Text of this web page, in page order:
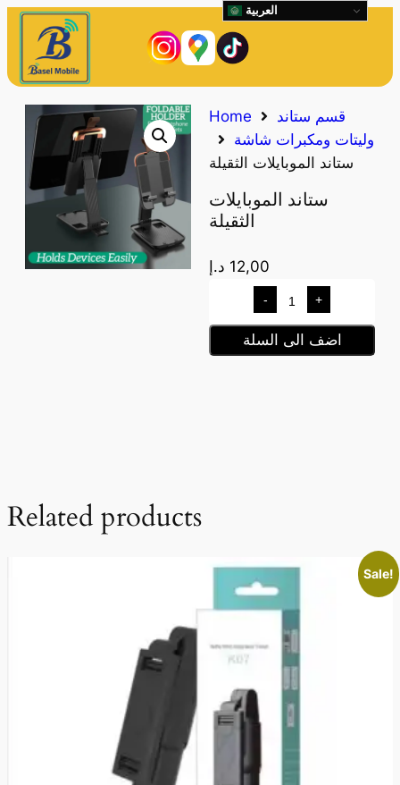
Home
قسم ستاند
وليتات ومكبرات شاشة
ستاند الموبايلات الثقيلة
ستاند الموبايلات
الثقيلة
12,00 د.إ
- +
اضف الى السلة
Related products
Sale!
العربية